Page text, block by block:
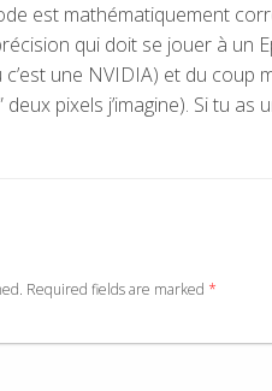
est mathématiquement
qui doit se jouer à
une NVIDIA) et du
pixels j’imagine). Si tu as
Required fields are marked *